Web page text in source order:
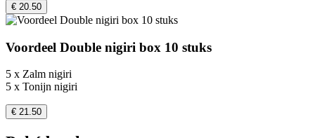
€ 20.50
Voordeel Double nigiri box 10 stuks
5 x Zalm nigiri
5 x Tonijn nigiri
€ 21.50